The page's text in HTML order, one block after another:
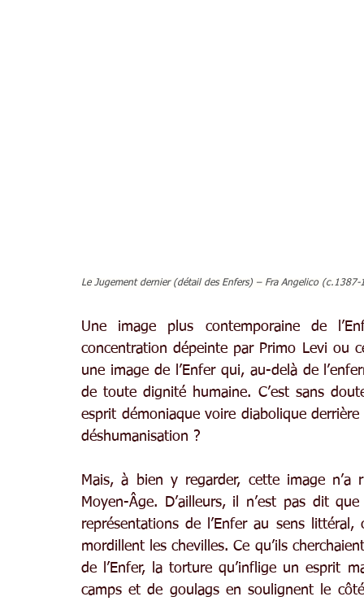
Le Jugement dernier (détail des Enfers) – Fra Angelico (c.1387-
Une image plus contemporaine de
concentration dépeinte par Primo Levi ou
une image de l’Enfer qui, au-delà de
de toute dignité humaine. C’est sans
esprit démoniaque voire diabolique
déshumanisation ?
Mais, à bien y regarder, cette image
Moyen-Âge. D’ailleurs, il n’est pas dit
représentations de l’Enfer au sens
mordillent les chevilles. Ce qu’ils
de l’Enfer, la torture qu’inflige un esprit
camps et de goulags en soulignent le